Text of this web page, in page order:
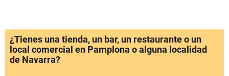
¿Tienes una tienda, un bar, un restaurante o un
local comercial en Pamplona o alguna localidad
de Navarra?